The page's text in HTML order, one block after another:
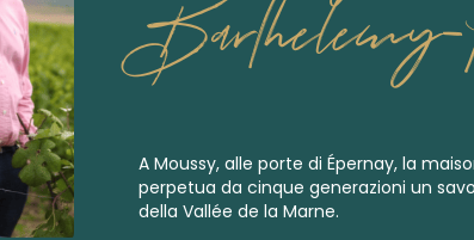
A Moussy, alle porte di Épernay, la
perpetua da cinque generazioni un
della Vallée de la Marne.